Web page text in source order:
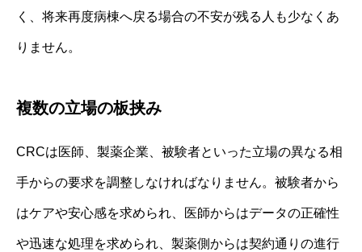
く、将来再度病棟へ戻る場合の不安が残る人も少なくあ
りません。
複数の立場の板挟み
CRCは医師、製薬企業、被験者といった立場の異なる相
手からの要求を調整しなければなりません。被験者から
はケアや安心感を求められ、医師からはデータの正確性
や迅速な処理を求められ、製薬側からは契約通りの進行